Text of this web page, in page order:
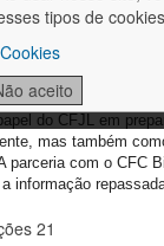
tipos de
aceito
Onde esses
e calçadas
do CFJL em
mas também
parceria com o CFC
informação